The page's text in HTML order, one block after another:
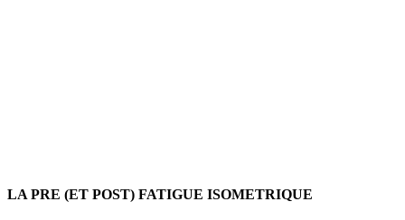
LA PRE (ET POST) FATIGUE ISOMETRIQUE